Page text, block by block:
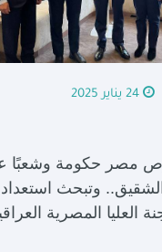
24 يناير 2025
مصر حكومة وشعبًا
وتبحث
العليا المصرية